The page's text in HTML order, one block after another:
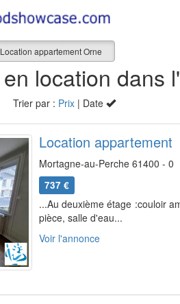
Location appartement Orne
Trier par : Prix| Date
Location appartement
Mortagne-au-Perche 61400 - 0
737 €
...Au deuxième étage :couloir
pièce, salle d'eau...
Voir l'annonce